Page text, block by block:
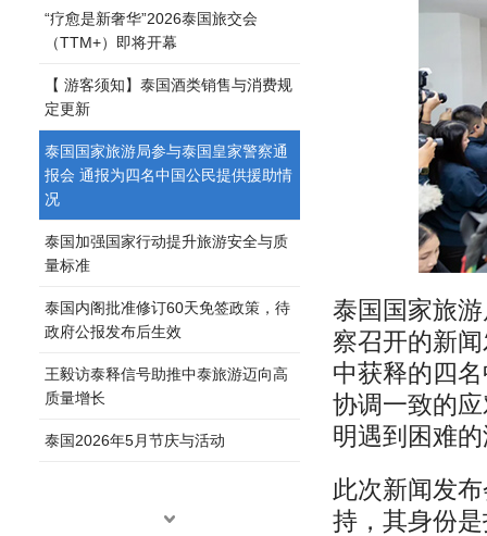
“疗愈是新奢华”2026泰国旅交会
（TTM+）即将开幕
【 游客须知】泰国酒类销售与消费规
定更新
泰国国家旅游局参与泰国皇家警察通
报会 通报为四名中国公民提供援助情
况
泰国加强国家行动提升旅游安全与质
量标准
泰国内阁批准修订60天免签政策，待
政府公报发布后生效
王毅访泰释信号助推中泰旅游迈向高
质量增长
泰国2026年5月节庆与活动
泰国国家旅
察召开的新
中获释的四
协调一致的
明遇到困难
此次新闻发
持，其身份